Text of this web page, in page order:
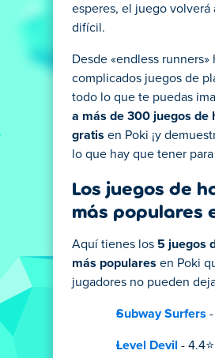
esperes, el juego volverá
difícil.
Desde «endless runners»
complicados juegos de
todo lo que te puedas
a más de 300 juegos de
gratis en Poki ¡y
lo que hay que tener para
Los juegos de
más populares
Aquí tienes los 5 juegos
más populares en Poki
jugadores no pueden
Subway Surfers -
Level Devil - 4.4⭐